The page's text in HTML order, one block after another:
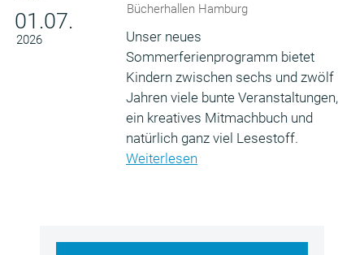
01.07.
2026
Bücherhallen Hamburg
Unser neues
Sommerferienprogramm bietet
Kindern zwischen sechs und zwölf
Jahren viele bunte Veranstaltungen,
ein kreatives Mitmachbuch und
natürlich ganz viel Lesestoff.
Weiterlesen